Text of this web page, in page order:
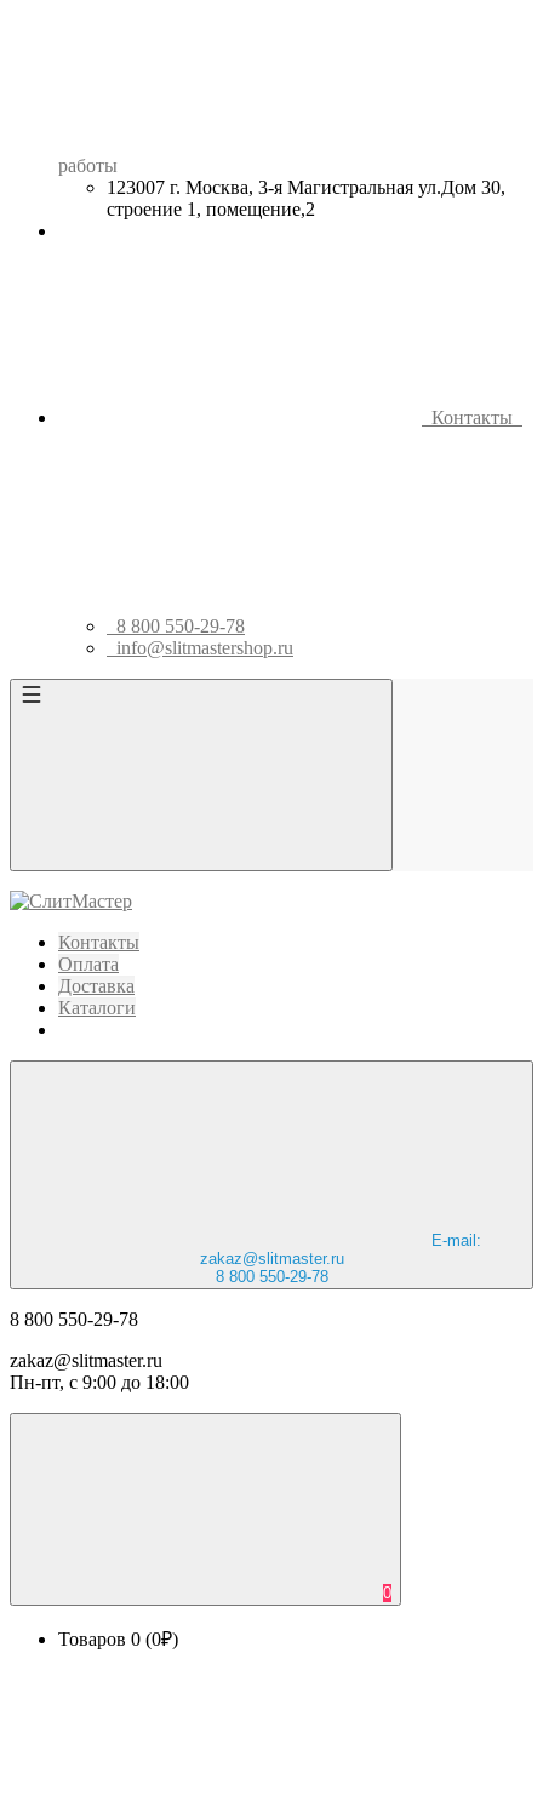
работы
123007 г. Москва, 3-я Магистральная ул.Дом 30,
строение 1, помещение,2
Контакты
8 800 550-29-78
info@slitmastershop.ru
Контакты
Оплата
Доставка
Каталоги
E-mail:
zakaz@slitmaster.ru
8 800 550-29-78
8 800 550-29-78
zakaz@slitmaster.ru
Пн-пт, с 9:00 до 18:00
0
Товаров 0 (0₽)